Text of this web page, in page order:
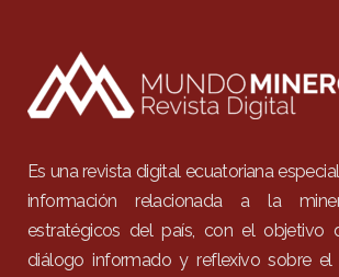
Es una revista digital ecuatoriana
información relacionada a la
estratégicos del país, con el objetivo
diálogo informado y reflexivo sobre